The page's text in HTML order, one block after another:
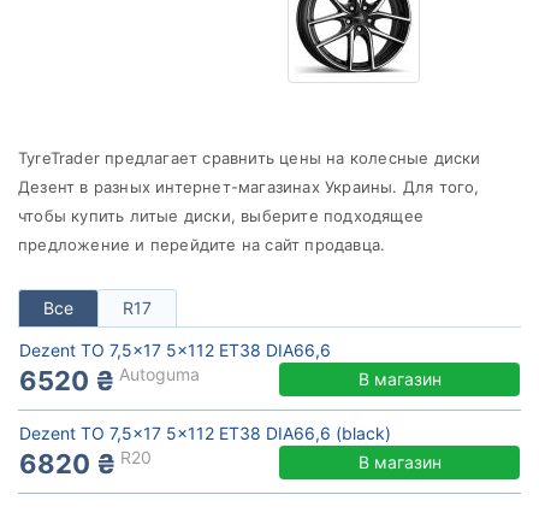
TyreTrader предлагает сравнить цены на колесные диски
Дезент в разных интернет-магазинах Украины. Для того,
чтобы купить литые диски, выберите подходящее
предложение и перейдите на сайт продавца.
Все R17
Dezent TO 7,5x17 5x112 ET38 DIA66,6
6520 ₴ Autoguma В магазин
Dezent TO 7,5x17 5x112 ET38 DIA66,6 (black)
6820 ₴ R20 В магазин
до
Все бренды
Тип диска
Сбросить